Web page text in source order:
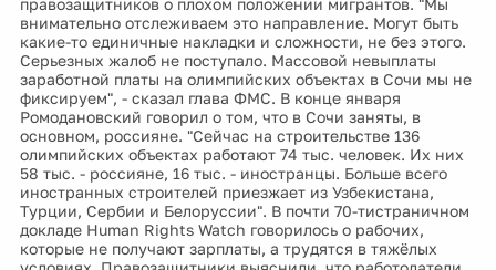
правозащитников о плохом положении мигрантов. "Мы
внимательно отслеживаем это направление. Могут быть
какие-то единичные накладки и сложности, не без этого.
Серьезных жалоб не поступало. Массовой невыплаты
заработной платы на олимпийских объектах в Сочи мы не
фиксируем", - сказал глава ФМС. В конце января
Ромодановский говорил о том, что в Сочи заняты, в
основном, россияне. "Сейчас на строительстве 136
олимпийских объектах работают 74 тыс. человек. Их них
58 тыс. - россияне, 16 тыс. - иностранцы. Больше всего
иностранных строителей приезжает из Узбекистана,
Турции, Сербии и Белоруссии". В почти 70-тистраничном
докладе Human Rights Watch говорилось о рабочих,
которые не получают зарплаты, а трудятся в тяжёлых